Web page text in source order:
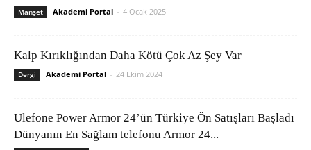
Manşet Akademi Portal - 4 Ocak 2025
Kalp Kırıklığından Daha Kötü Çok Az Şey Var
Dergi Akademi Portal - 24 Ekim 2024
Ulefone Power Armor 24’ün Türkiye Ön Satışları Başladı
Dünyanın En Sağlam telefonu Armor 24...